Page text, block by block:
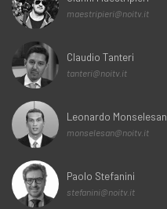
maestripieri@noitv.it
Claudio Tanteri
tanteri@noitv.it
Leonardo Monselesan
monselesan@noitv.it
Paolo Stefanini
stefanini@noitv.it